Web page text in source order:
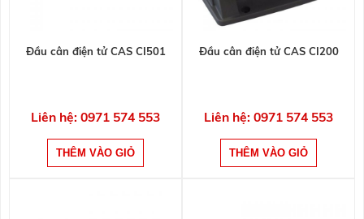
Đầu cân điện tử CAS CI501
Liên hệ: 0971 574 553
Đầu cân điện tử CAS CI200
Liên hệ: 0971 574 553